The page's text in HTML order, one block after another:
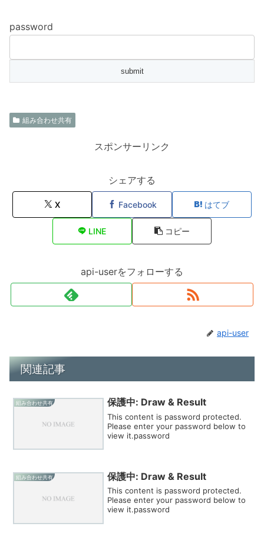
password
組み合わせ共有
スポンサーリンク
シェアする
X Facebook はてブ
LINE コピー
api-userをフォローする
api-user
関連記事
組み合わせ共有 保護中: Draw & Result
This content is password protected.
Please enter your password below to
view it.password
組み合わせ共有 保護中: Draw & Result
This content is password protected.
Please enter your password below to
view it.password